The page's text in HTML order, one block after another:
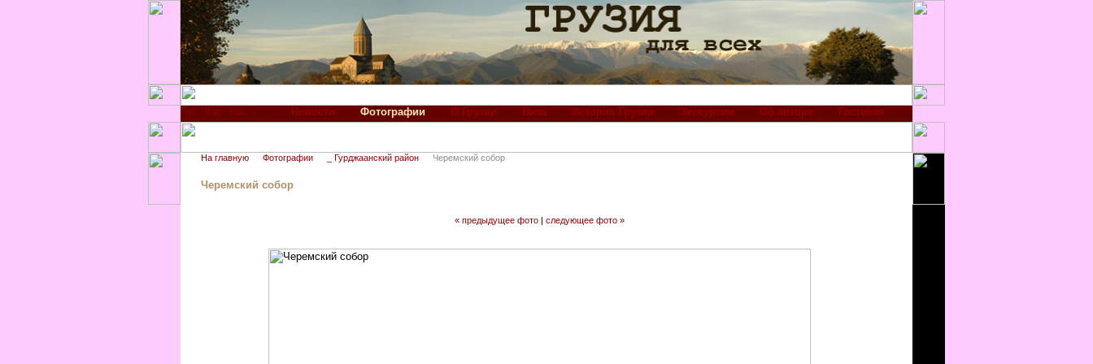
Новости Фотографии О Грузии Виза История Грузии Экскурсии Об авторе Гостевая
На главную Фотографии _ Гурджаанский район Черемский собор
Черемский собор
« предыдущее фото | следующее фото »